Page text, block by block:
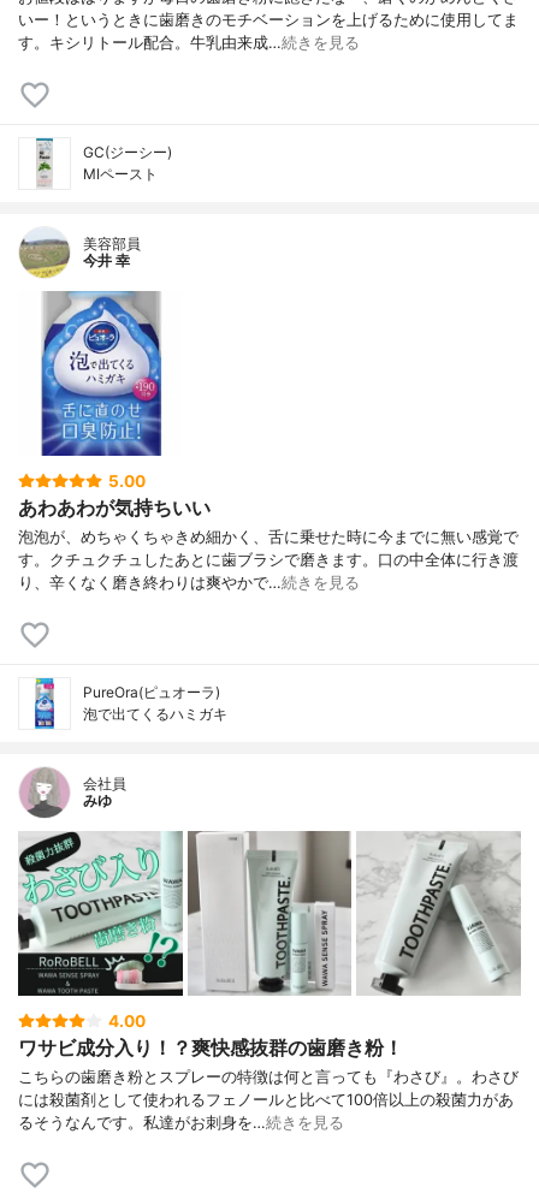
いー！というときに歯磨きのモチベーションを上げるために使用してま
す。キシリトール配合。牛乳由来成…続きを見る
GC(ジーシー)
MIペースト
美容部員
今井 幸
5.00
あわあわが気持ちいい
泡泡が、めちゃくちゃきめ細かく、舌に乗せた時に今までに無い感覚で
す。クチュクチュしたあとに歯ブラシで磨きます。口の中全体に行き渡
り、辛くなく磨き終わりは爽やかで…続きを見る
PureOra(ピュオーラ)
泡で出てくるハミガキ
会社員
みゆ
4.00
ワサビ成分入り！？爽快感抜群の歯磨き粉！
こちらの歯磨き粉とスプレーの特徴は何と言っても『わさび』。わさび
には殺菌剤として使われるフェノールと比べて100倍以上の殺菌力があ
るそうなんです。私達がお刺身を…続きを見る